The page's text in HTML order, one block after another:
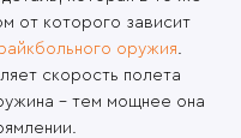
от которого зависит
оружия.
скорость полета
– тем мощнее она